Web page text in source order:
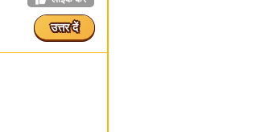
उत्तर दें